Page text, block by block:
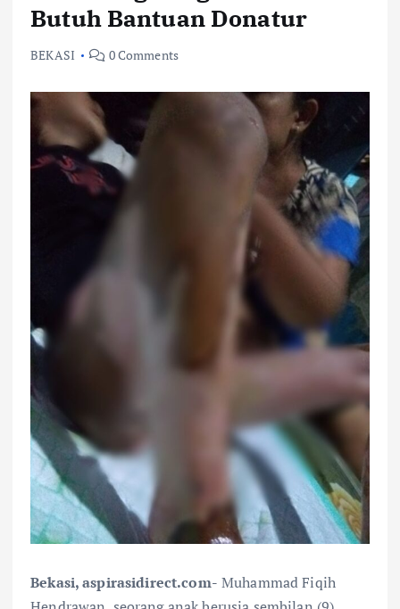
Butuh Bantuan Donatur
BEKASI 0 Comments
Bekasi, aspirasidirect.com- Muhammad Fiqih